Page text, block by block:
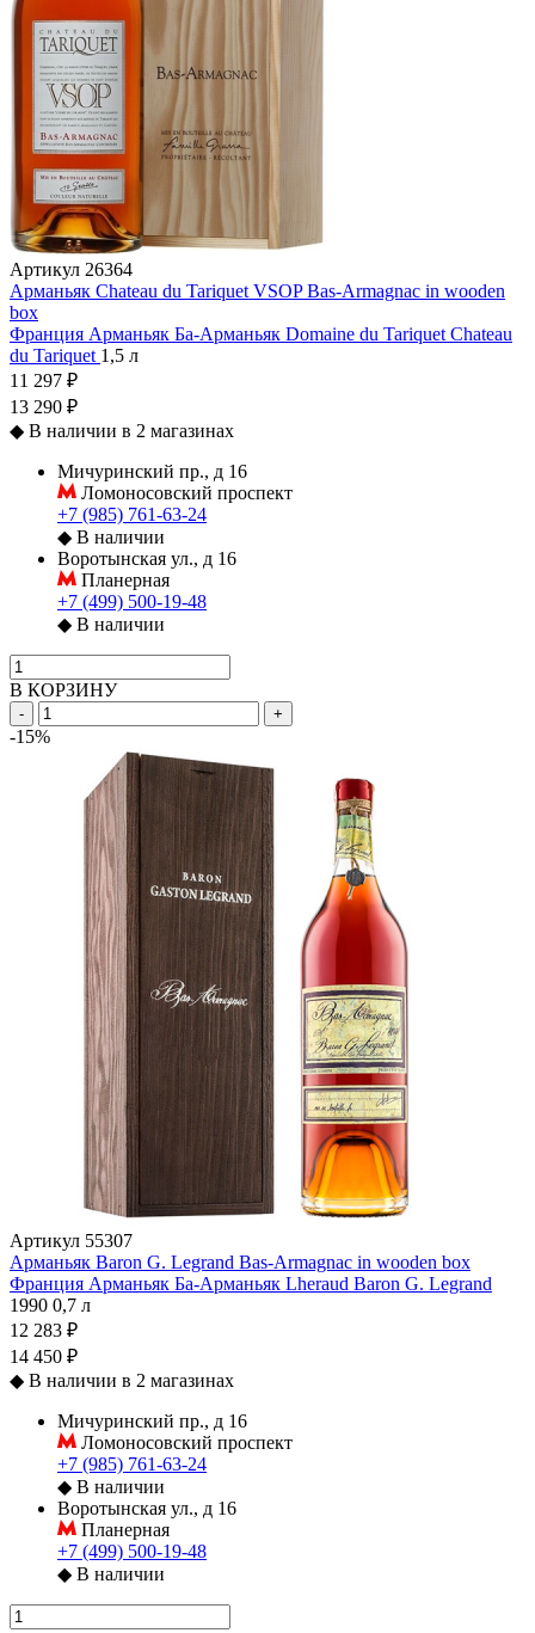
Артикул 26364
Арманьяк Chateau du Tariquet VSOP Bas-Armagnac in wooden
box
Франция Арманьяк Ба-Арманьяк Domaine du Tariquet Chateau
du Tariquet 1,5 л
11 297 ₽
13 290 ₽
◆ В наличии в 2 магазинах
Мичуринский пр., д 16
Ломоносовский проспект
+7 (985) 761-63-24
◆ В наличии
Воротынская ул., д 16
Планерная
+7 (499) 500-19-48
◆ В наличии
В КОРЗИНУ
- +
-15%
Артикул 55307
Арманьяк Baron G. Legrand Bas-Armagnac in wooden box
Франция Арманьяк Ба-Арманьяк Lheraud Baron G. Legrand
1990 0,7 л
12 283 ₽
14 450 ₽
◆ В наличии в 2 магазинах
Мичуринский пр., д 16
Ломоносовский проспект
+7 (985) 761-63-24
◆ В наличии
Воротынская ул., д 16
Планерная
+7 (499) 500-19-48
◆ В наличии